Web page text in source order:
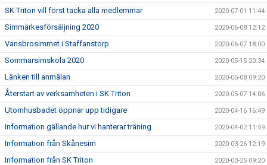
SK Triton vill först tacka alla medlemmar 2020-07-01 11:44
Simmärkesförsäljning 2020 2020-06-08 12:12
Vansbrosimmet i Staffanstorp 2020-06-07 18:00
Sommarsimskola 2020 2020-05-15 20:34
Länken till anmälan 2020-05-08 09:20
Återstart av verksamheten i SK Triton 2020-05-07 14:06
Utomhusbadet öppnar upp tidigare 2020-04-16 16:49
Information gällande hur vi hanterar träning 2020-04-02 11:59
Information från Skånesim 2020-03-26 12:19
Information från SK Triton 2020-03-25 09:20